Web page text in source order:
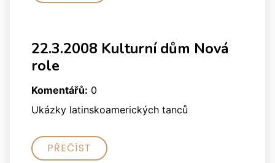
22.3.2008 Kulturní dům Nová
role
Komentářů: 0
Ukázky latinskoamerických tanců
PŘEČÍST